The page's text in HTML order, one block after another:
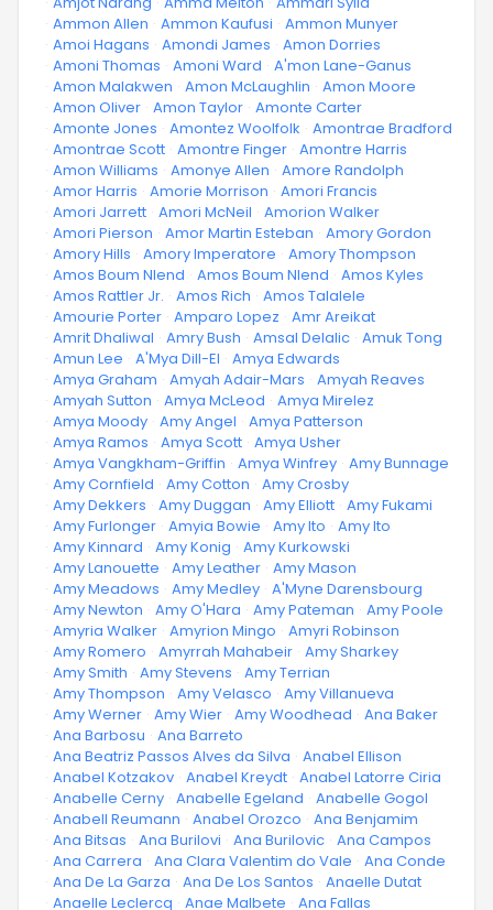
· Ammon Allen · Ammon Kaufusi · Ammon Munyer
· Amoi Hagans · Amondi James · Amon Dorries
· Amoni Thomas · Amoni Ward · A'mon Lane-Ganus
· Amon Malakwen · Amon McLaughlin · Amon Moore
· Amon Oliver · Amon Taylor · Amonte Carter
· Amonte Jones · Amontez Woolfolk · Amontrae Bradford
· Amontrae Scott · Amontre Finger · Amontre Harris
· Amon Williams · Amonye Allen · Amore Randolph
· Amor Harris · Amorie Morrison · Amori Francis
· Amori Jarrett · Amori McNeil · Amorion Walker
· Amori Pierson · Amor Martin Esteban · Amory Gordon
· Amory Hills · Amory Imperatore · Amory Thompson
· Amos Boum Nlend · Amos Boum Nlend · Amos Kyles
· Amos Rattler Jr. · Amos Rich · Amos Talalele
· Amourie Porter · Amparo Lopez · Amr Areikat
· Amrit Dhaliwal · Amry Bush · Amsal Delalic · Amuk Tong
· Amun Lee · A'Mya Dill-El · Amya Edwards
· Amya Graham · Amyah Adair-Mars · Amyah Reaves
· Amyah Sutton · Amya McLeod · Amya Mirelez
· Amya Moody · Amy Angel · Amya Patterson
· Amya Ramos · Amya Scott · Amya Usher
· Amya Vangkham-Griffin · Amya Winfrey · Amy Bunnage
· Amy Cornfield · Amy Cotton · Amy Crosby
· Amy Dekkers · Amy Duggan · Amy Elliott · Amy Fukami
· Amy Furlonger · Amyia Bowie · Amy Ito · Amy Ito
· Amy Kinnard · Amy Konig · Amy Kurkowski
· Amy Lanouette · Amy Leather · Amy Mason
· Amy Meadows · Amy Medley · A'Myne Darensbourg
· Amy Newton · Amy O'Hara · Amy Pateman · Amy Poole
· Amyria Walker · Amyrion Mingo · Amyri Robinson
· Amy Romero · Amyrrah Mahabeir · Amy Sharkey
· Amy Smith · Amy Stevens · Amy Terrian
· Amy Thompson · Amy Velasco · Amy Villanueva
· Amy Werner · Amy Wier · Amy Woodhead · Ana Baker
· Ana Barbosu · Ana Barreto
· Ana Beatriz Passos Alves da Silva · Anabel Ellison
· Anabel Kotzakov · Anabel Kreydt · Anabel Latorre Ciria
· Anabelle Cerny · Anabelle Egeland · Anabelle Gogol
· Anabell Reumann · Anabel Orozco · Ana Benjamim
· Ana Bitsas · Ana Burilovi · Ana Burilovic · Ana Campos
· Ana Carrera · Ana Clara Valentim do Vale · Ana Conde
· Ana De La Garza · Ana De Los Santos · Anaelle Dutat
· Anaelle Leclercq · Anae Malbete · Ana Fallas